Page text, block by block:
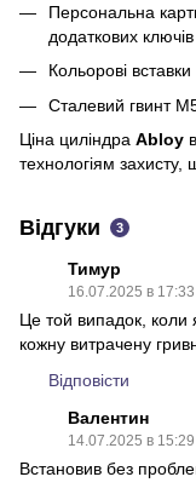
Персональна
додаткових
Кольорові вставки
Сталевий гвинт
Ціна циліндра Abloy
технологіям захисту,
Відгуки 3
Тимур
16.07.2025 в 17:33
Це той випадок, коли
кожну витрачену
Відповісти
Валентин
14.07.2025 в 15:29
Встановив без